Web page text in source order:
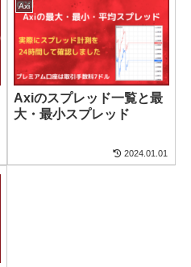
Axi
Axiのスプレッド一覧と最
大・最小スプレッド
2024.01.01